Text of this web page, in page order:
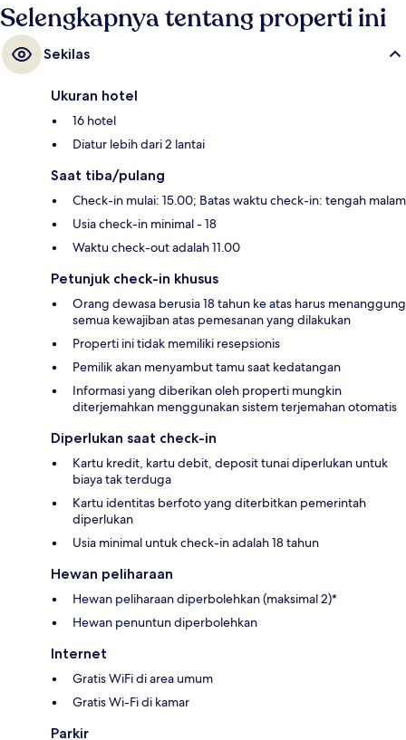
Selengkapnya tentang properti ini
Sekilas
Ukuran hotel
16 hotel
Diatur lebih dari 2 lantai
Saat tiba/pulang
Check-in mulai: 15.00; Batas waktu check-in: tengah malam
Usia check-in minimal - 18
Waktu check-out adalah 11.00
Petunjuk check-in khusus
Orang dewasa berusia 18 tahun ke atas harus menanggung
semua kewajiban atas pemesanan yang dilakukan
Properti ini tidak memiliki resepsionis
Pemilik akan menyambut tamu saat kedatangan
Informasi yang diberikan oleh properti mungkin
diterjemahkan menggunakan sistem terjemahan otomatis
Diperlukan saat check-in
Kartu kredit, kartu debit, deposit tunai diperlukan untuk
biaya tak terduga
Kartu identitas berfoto yang diterbitkan pemerintah
diperlukan
Usia minimal untuk check-in adalah 18 tahun
Hewan peliharaan
Hewan peliharaan diperbolehkan (maksimal 2)*
Hewan penuntun diperbolehkan
Internet
Gratis WiFi di area umum
Gratis Wi-Fi di kamar
Parkir